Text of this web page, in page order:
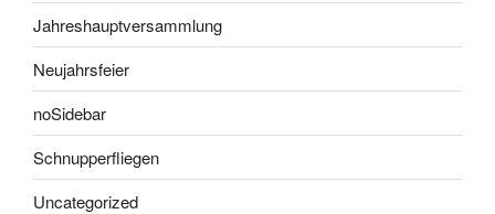
Jahreshauptversammlung
Neujahrsfeier
noSidebar
Schnupperfliegen
Uncategorized